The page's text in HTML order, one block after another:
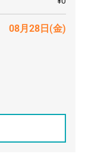
08月28日(金)